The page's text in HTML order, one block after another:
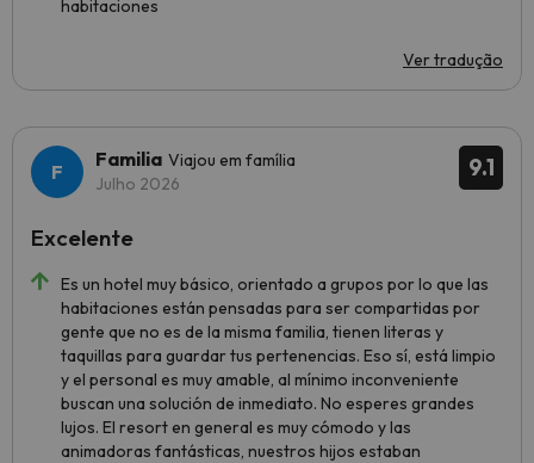
habitaciones
Ver tradução
9.1
Familia Viajou em família
Julho 2026
Es un hotel muy básico, orientado a grupos por lo que las
habitaciones están pensadas para ser compartidas por
gente que no es de la misma familia, tienen literas y
taquillas para guardar tus pertenencias. Eso sí, está limpio
y el personal es muy amable, al mínimo inconveniente
buscan una solución de inmediato. No esperes grandes
lujos. El resort en general es muy cómodo y las
animadoras fantásticas, nuestros hijos estaban
Excelente